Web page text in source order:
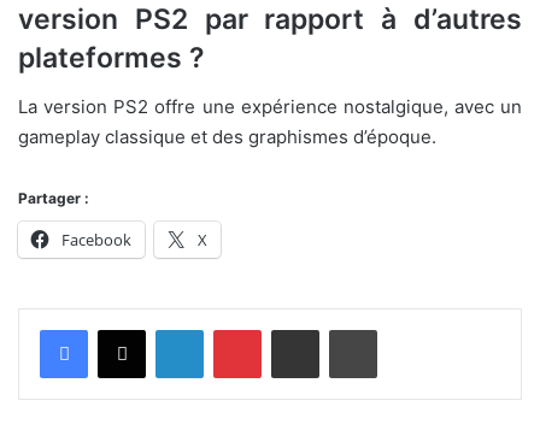
version PS2 par rapport à d’autres
plateformes ?
La version PS2 offre une expérience nostalgique, avec un
gameplay classique et des graphismes d’époque.
Partager :
Facebook X
LinkedinPinterestPartager par email Imprimer